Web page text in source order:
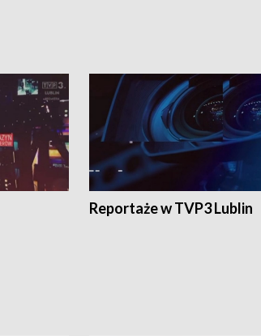
Reportaże w TVP3 Lublin